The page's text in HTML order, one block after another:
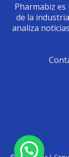
Pharmabiz
de la
analiza